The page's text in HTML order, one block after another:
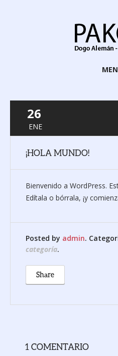
26
ENE
¡HOLA MUNDO!
Bienvenido a WordPress.
Edítala o bórrala, ¡y
Posted by admin.
categoría.
Share
1 COMENTARIO